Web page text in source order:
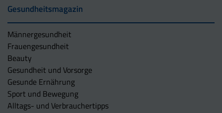
Gesundheitsmagazin
Männergesundheit
Frauengesundheit
Beauty
Gesundheit und Vorsorge
Gesunde Ernährung
Sport und Bewegung
Alltags- und Verbrauchertipps